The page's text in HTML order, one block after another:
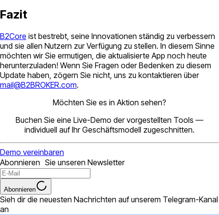
Fazit
B2Core ist bestrebt, seine Innovationen ständig zu verbessern
und sie allen Nutzern zur Verfügung zu stellen. In diesem Sinne
möchten wir Sie ermutigen, die aktualisierte App noch heute
herunterzuladen! Wenn Sie Fragen oder Bedenken zu diesem
Update haben, zögern Sie nicht, uns zu kontaktieren über
mail@B2BROKER.com.
Möchten Sie es in Aktion sehen?
Buchen Sie eine Live-Demo der vorgestellten Tools —
individuell auf Ihr Geschäftsmodell zugeschnitten.
Demo vereinbaren
Abonnieren Sie unseren Newsletter
Abonnieren
Sieh dir die neuesten Nachrichten auf unserem Telegram-Kanal
an